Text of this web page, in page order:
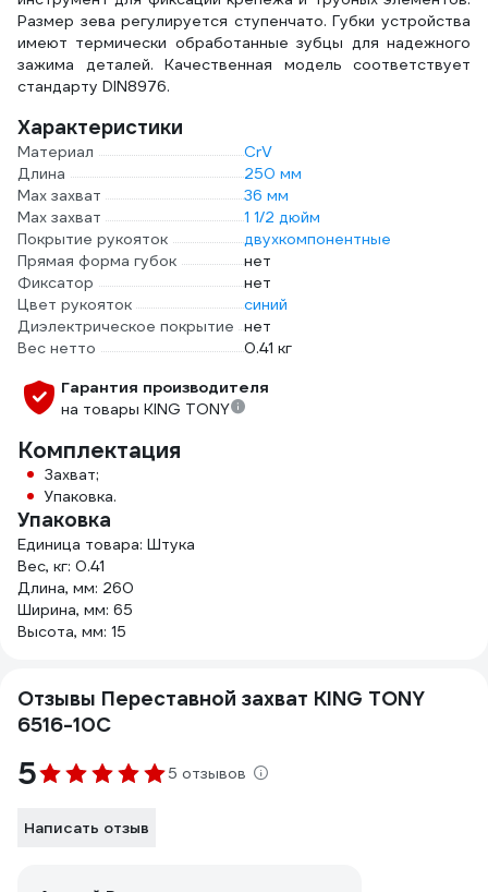
Размер зева регулируется ступенчато. Губки устройства
имеют термически обработанные зубцы для надежного
зажима деталей. Качественная модель соответствует
стандарту DIN8976.
Характеристики
Материал
CrV
Длина
250 мм
Мах захват
36 мм
Мах захват
1 1/2 дюйм
Покрытие рукояток
двухкомпонентные
Прямая форма губок
нет
Фиксатор
нет
Цвет рукояток
синий
Диэлектрическое покрытие нет
Вес нетто
0.41 кг
Гарантия производителя
на товары KING TONY
Комплектация
Захват;
Упаковка.
Упаковка
Единица товара: Штука
Вес, кг: 0.41
Длина, мм: 260
Ширина, мм: 65
Высота, мм: 15
Отзывы Переставной захват KING TONY
6516-10C
5 5 отзывов
Написать отзыв